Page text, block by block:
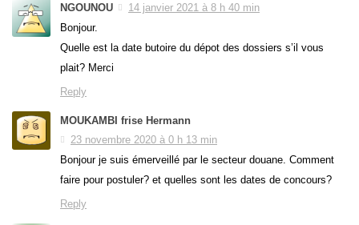
NGOUNOU
14 janvier 2021 à 8 h 40 min
Bonjour.
Quelle est la date butoire du dépot des dossiers s’il vous
plait? Merci
Reply
MOUKAMBI frise Hermann
23 novembre 2020 à 0 h 13 min
Bonjour je suis émerveillé par le secteur douane. Comment
faire pour postuler? et quelles sont les dates de concours?
Reply